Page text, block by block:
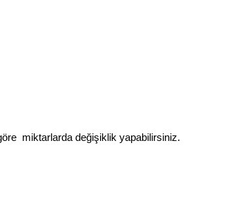
miktarlarda değişiklik yapabilirsiniz.